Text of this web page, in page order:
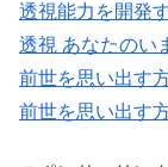
透視能力を開発
透視 あなたのい
前世を思い出す
前世を思い出す